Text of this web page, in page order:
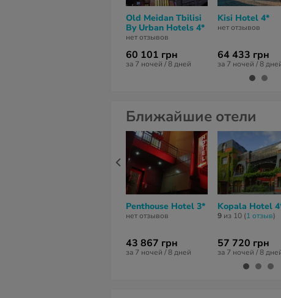
Old Meidan Tbilisi
By Urban Hotels 4*
нет отзывов
60 101 грн
за 7 ночей / 8 дней
Kisi Hotel 4*
нет отзывов
64 433 грн
за 7 ночей / 8
Ближайшие отели
Penthouse Hotel 3*
нет отзывов
43 867 грн
за 7 ночей / 8 дней
Kopala Hotel
9 из 10 (1 отзыв)
57 720 грн
за 7 ночей / 8